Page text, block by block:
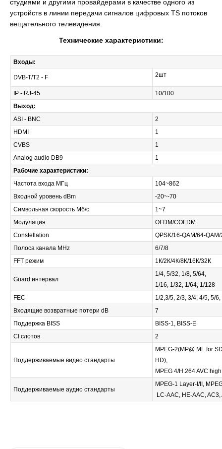
студиями и другими провайдерами в качестве одного из
устройств в линии передачи сигналов цифровых TS потоков
вещательного телевидения.
Технические характеристики:
Входы:
DVB-T/T2 - F 2шт
IP - RJ-45
10/100
Выход:
ASI - BNC
2
HDMI
1
CVBS
1
Analog audio DB9
1
Рабочие характеристики:
Частота входа МГц
104~862
Входной уровень dBm
-20~-70
Символьная скорость Мб/с
1~7
Модуляция
OFDM/COFDM
Constellation
QPSK/16-QAM/64-
Полоса канала MHz
6/7/8
FFT режим
1К/2К/4К/8К/16К/32К
Guard интервал
1/4, 5/32, 1/8, 5/64,
1/16, 1/32, 1/64, 1/128
FEC
1/2,3/5, 2/3, 3/4, 4/5, 5/6,
Входящие возвратные потери dB
7
Поддержка BISS
BISS-1, BISS-E
CI слотов
2
Поддерживаемые видео стандарты
MPEG-2(MP@ ML for
HD),
MPEG 4/H.264 AVC
Поддерживаемые аудио стандарты
MPEG-1 Layer-I/II,
LC-AAC, HE-AAC, AC3,